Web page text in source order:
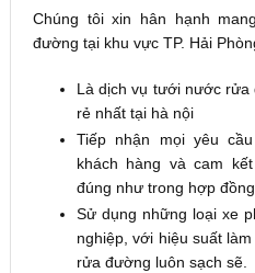
Chúng tôi xin hân hạnh
đường tại khu vực TP. Hải
Là dịch vụ tưới nước rửa
rẻ nhất tại hà nội
Tiếp nhận mọi yêu
khách hàng và cam
đúng như trong hợp
Sử dụng những loại xe
nghiệp, với hiệu suất
rửa đường luôn sạch sẽ.